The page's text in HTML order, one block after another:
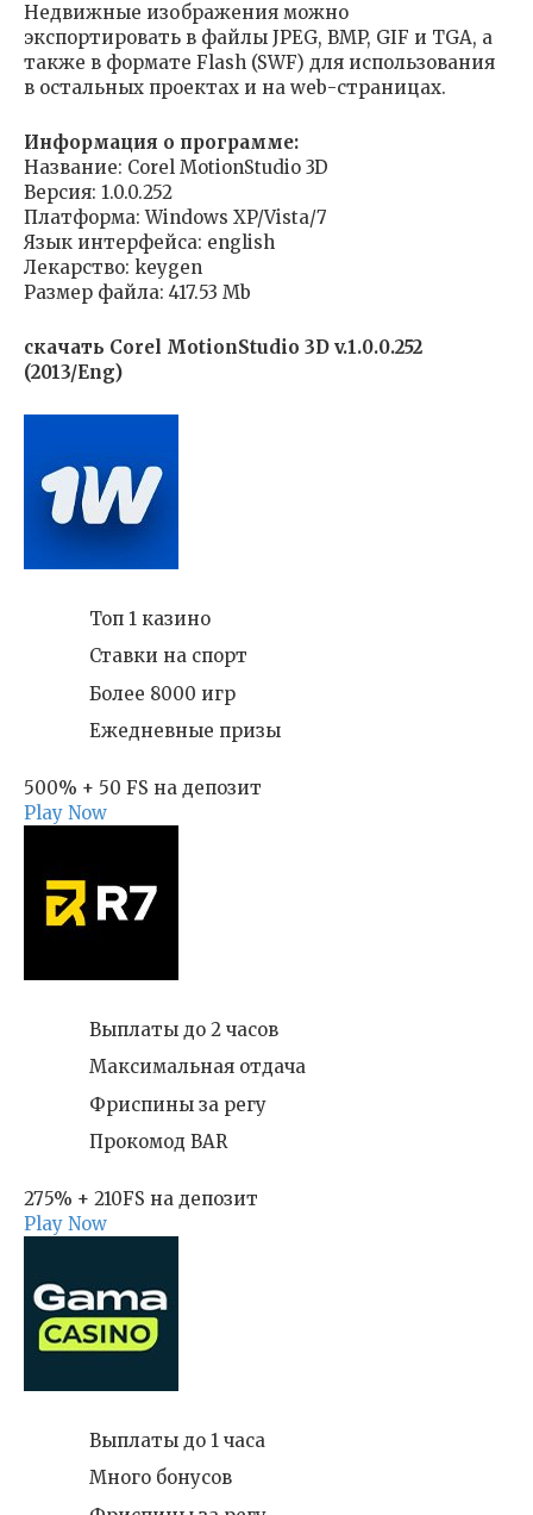
Недвижные изображения можно
экспортировать в файлы JPEG, BMP, GIF и TGA, а
также в формате Flash (SWF) для использования
в остальных проектах и на web-страницах.
Информация о программе:
Название: Corel MotionStudio 3D
Версия: 1.0.0.252
Платформа: Windows XP/Vista/7
Язык интерфейса: english
Лекарство: keygen
Размер файла: 417.53 Mb
скачать Corel MotionStudio 3D v.1.0.0.252
(2013/Eng)
Топ 1 казино
Ставки на спорт
Более 8000 игр
Ежедневные призы
500% + 50 FS на депозит
Play Now
Выплаты до 2 часов
Максимальная отдача
Фриспины за регу
Прокомод BAR
275% + 210FS на депозит
Play Now
Выплаты до 1 часа
Много бонусов